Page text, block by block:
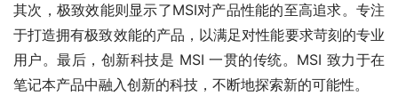
其次，极致效能则显示了MSI对产品性能的至高追求。专注
于打造拥有极致效能的产品，以满足对性能要求苛刻的专业
用户。最后，创新科技是 MSI 一贯的传统。MSI 致力于在
笔记本产品中融入创新的科技，不断地探索新的可能性。